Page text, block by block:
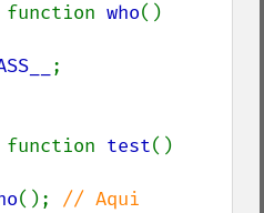
function
who()
;
function
test()
(); // Aqui